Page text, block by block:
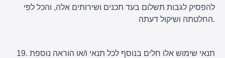
להפסיק לגבות תשלום בעד תכנים ושירותים אלה, והכל לפי
החלטתה ושיקול דעתה.
19. תנאי שימוש אלו חלים בנוסף לכל תנאי ו/או הוראה נוספת